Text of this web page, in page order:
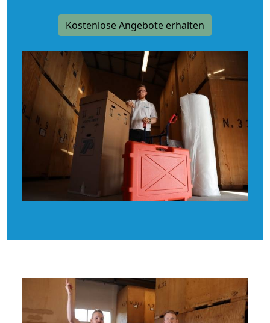
Kostenlose Angebote erhalten